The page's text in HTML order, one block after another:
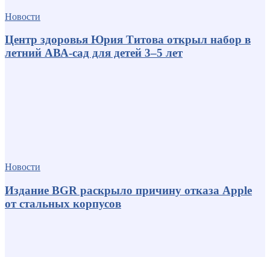
Новости
Центр здоровья Юрия Титова открыл набор в
летний АВА-сад для детей 3–5 лет
Новости
Издание BGR раскрыло причину отказа Apple
от стальных корпусов